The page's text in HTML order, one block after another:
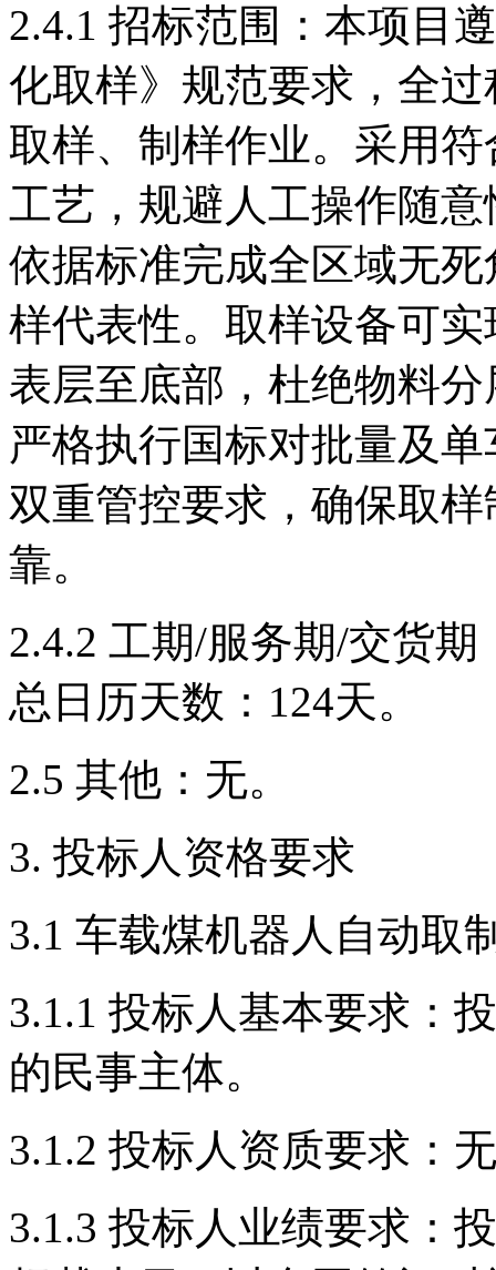
2.4.1 招标范围：本项目
化取样》规范要求，全
取样、制样作业。采用
工艺，规避人工操作随
依据标准完成全区域无
样代表性。取样设备可
表层至底部，杜绝物料
严格执行国标对批量及
双重管控要求，确保取
靠。
2.4.2 工期/服务期/交货
总日历天数：124天。
2.5 其他：无。
3. 投标人资格要求
3.1 车载煤机器人自动取
3.1.1 投标人基本要求：
的民事主体。
3.1.2 投标人资质要求：
3.1.3 投标人业绩要求：